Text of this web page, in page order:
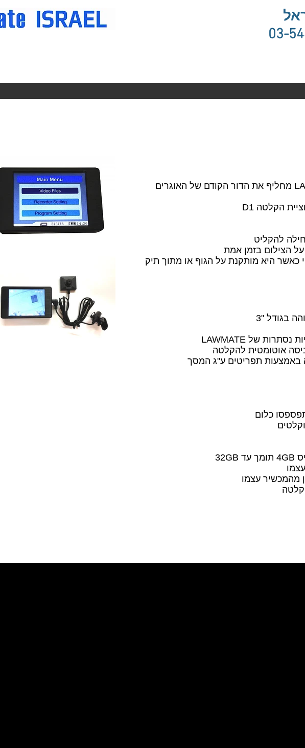
03-
אוטומטית להקלטה
כלום
מהמכשיר עצמו
אוגר וידאו זעיר חדש מבית LAWMATE מחליף את הדור הקודם של האוגרים
להקליט
הצילום בזמן אמת
כאשר היא מותקנת על הגוף או מתוך תיק